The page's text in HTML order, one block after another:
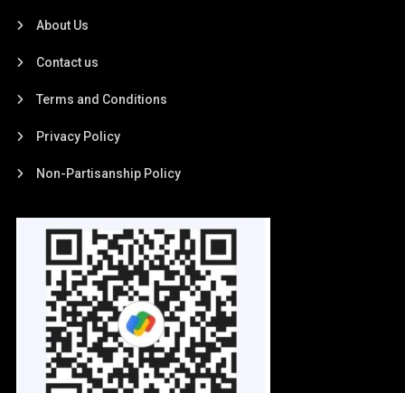
About Us
Contact us
Terms and Conditions
Privacy Policy
Non-Partisanship Policy